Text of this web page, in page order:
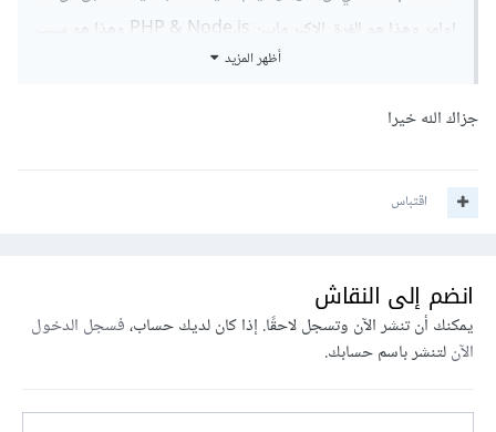
اوامر وهذا هو الفرق الاكبر مابين PHP & Node.js وهذا هو سبب
تميز إطار عمل النود وسبب السرعه الرهيبه في تنفيذ الاوامر.
لنعد الان الى مشروعك الذي يقوم بعرض بثوث مباشرة, اذا كنت
تجلبها من قاعدة بيانات خاصة بك ف Node.js مفيد لك على عكس
ذلك اذا كنت تجلب البث من مواقع اخرى و تضعها في موقعك فلا
أظهر المزيد
جزاك الله خيرا
اقتباس
انضم إلى النقاش
يمكنك أن تنشر الآن وتسجل لاحقًا. إذا كان لديك حساب،فسجل الدخول
الآنلتنشر باسم حسابك.